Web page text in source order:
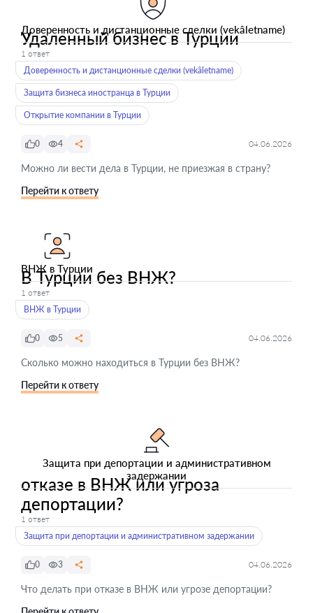
Доверенность и дистанционные сделки (vekâletname)
Удаленный бизнес в Турции
1 ответ
Доверенность и дистанционные сделки (vekâletname)
Защита бизнеса иностранца в Турции
Открытие компании в Турции
0 4 04.06.2026
Можно ли вести дела в Турции, не приезжая в страну?
Перейти к ответу
ВНЖ в Турции
В Турции без ВНЖ?
1 ответ
ВНЖ в Турции
0 5 04.06.2026
Сколько можно находиться в Турции без ВНЖ?
Перейти к ответу
Защита при депортации и административном
задержании
отказе в ВНЖ или угроза
депортации?
1 ответ
Защита при депортации и административном задержании
0 3 04.06.2026
Что делать при отказе в ВНЖ или угрозе депортации?